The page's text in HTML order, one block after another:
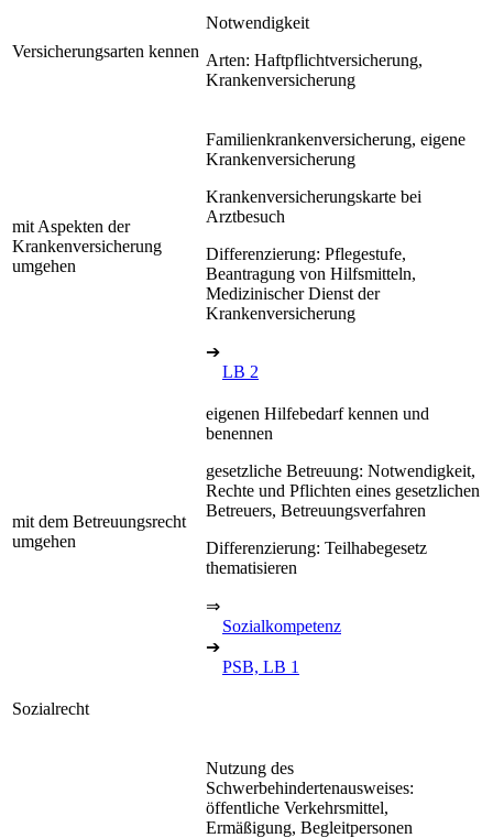
Versicherungsarten kennen
Notwendigkeit
Arten: Haftpflichtversicherung,
Krankenversicherung
mit Aspekten der
Krankenversicherung
umgehen
Familienkrankenversicherung, eigene
Krankenversicherung
Krankenversicherungskarte bei
Arztbesuch
Differenzierung: Pflegestufe,
Beantragung von Hilfsmitteln,
Medizinischer Dienst der
Krankenversicherung
➔
LB 2
mit dem Betreuungsrecht
umgehen
eigenen Hilfebedarf kennen und
benennen
gesetzliche Betreuung: Notwendigkeit,
Rechte und Pflichten eines gesetzlichen
Betreuers, Betreuungsverfahren
Differenzierung: Teilhabegesetz
thematisieren
⇒
Sozialkompetenz
➔
PSB, LB 1
Sozialrecht
Nutzung des
Schwerbehindertenausweises:
öffentliche Verkehrsmittel,
Ermäßigung, Begleitpersonen